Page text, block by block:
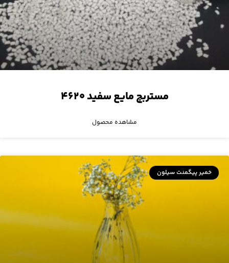
مستربچ مایع سفید ۴۶۲۰
مشاهده محصول
خمیر پیگمنت سیلون